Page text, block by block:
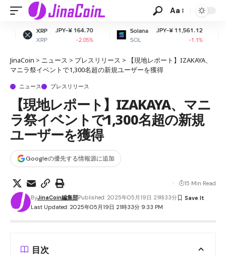
Aa
JPY-¥ 164.70
-2.05%
Solana
SOL
JPY-¥ 11,561.12
-1.1%
Dogecoin
DOGE
JinaCoin > ニュース > プレスリリース >
【現地レポート】IZAKAYA、
マニラ祭イベントで1,300名超の新規ユーザーを獲得
ニュース プレスリリース
【現地レポート】IZAKAYA、マニ
ラ祭イベントで1,300名超の新規
ユーザーを獲得
Googleの優先する情報源に追加
Last Updated: 2025年05月19日 21時33分 9:33 PM
ByJinaCoin編集部Published: 2025年05月19日 21時33分
15 Min Read
目次